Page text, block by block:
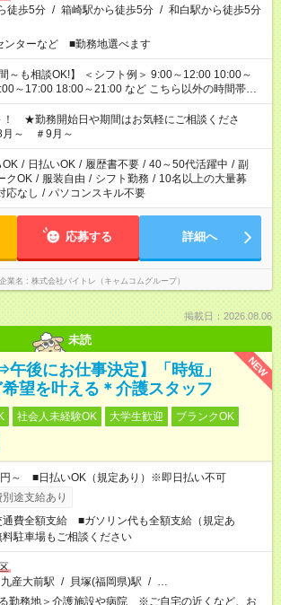
徒歩5分 / 箱崎駅から徒歩5分 / 和白駅から徒歩5分
ンターなど ■勤務地選べます
】 ＜シフト例＞ 9:00～12:00 10:00～
18:00～21:00 など こちら以外の時間帯も
相談ください！
！ ★勤務開始日や期間はお気軽にご相談くださ
～ ＃9月～
OK / 日払いOK / 履歴書不要 / 40～50代活躍中 / 副
クOK / 服装自由 / シフト勤務 / 10名以上の大量募
応なし / パソコンスキル不要
応募する 詳細へ
業名 株式会社バイトレ（キャムコムグループ）
掲載日：2026.08.06
未読
NEW
午後にお仕事決定】「時短」
希望を叶える＊介護スタッフ
社会人未経験OK 大学生歓迎
ブランクOK
～ ■日払いOK（規定あり）※即日払い不可
途支給あり
通費全額支給 ■ガソリン代も全額支給（規定あ
駐車場もご相談ください
九産大前駅 / 貝塚(福岡県)駅 / …
勤務地＞介護施設や病院 ※ご自宅の近くなど、お